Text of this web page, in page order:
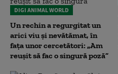
DIGI ANIMAL WORLD
Un rechin a regurgitat un
arici viu și nevătămat, în
fața unor cercetători: „Am
reușit să fac o singură poză”